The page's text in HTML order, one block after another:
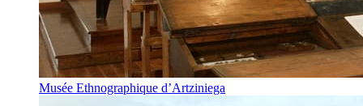
Musée Ethnographique d’Artziniega